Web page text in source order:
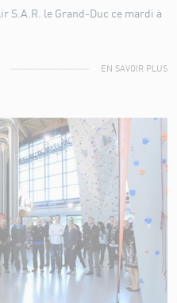
S.A.R. le Grand-Duc ce mardi à
EN SAVOIR PLUS